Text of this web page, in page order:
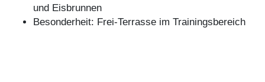
und Eisbrunnen
Besonderheit: Frei-Terrasse im Trainingsbereich